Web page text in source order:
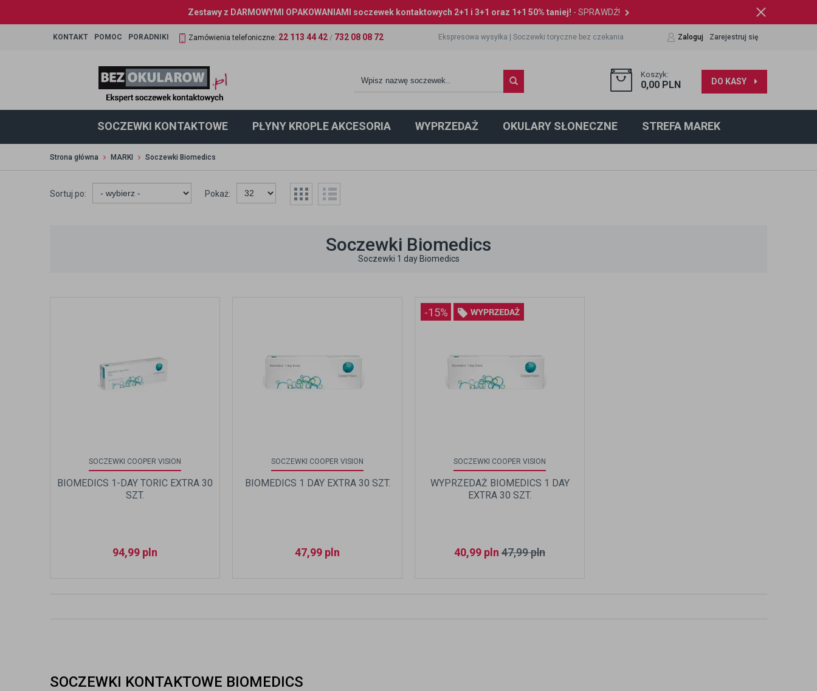
Zestawy z DARMOWYMI OPAKOWANIAMI soczewek kontaktowych 2+1 i 3+1 oraz 1+1 50% taniej! - SPRAWDŹ!
KONTAKT POMOC PORADNIKI Zamówienia telefoniczne: 22 113 44 42 / 732 08 08 72 Ekspresowa wysyłka |Soczewki toryczne bez czekania Zaloguj Zarejestruj się
Koszyk:
0,00 PLN DO KASY
SOCZEWKI KONTAKTOWE PŁYNY KROPLE AKCESORIA WYPRZEDAŻ OKULARY SŁONECZNE STREFA MAREK
Strona główna MARKI Soczewki Biomedics
Sortuj po: Pokaż:
Soczewki Biomedics
Soczewki 1 day Biomedics
SOCZEWKI COOPER VISION
BIOMEDICS 1-DAY TORIC EXTRA 30
SZT.
94,99 pln
SOCZEWKI COOPER VISION
BIOMEDICS 1 DAY EXTRA 30 SZT.
47,99 pln
-15%
SOCZEWKI COOPER VISION
WYPRZEDAŻ BIOMEDICS 1 DAY
EXTRA 30 SZT.
40,99 pln 47,99pln
SOCZEWKI KONTAKTOWE BIOMEDICS